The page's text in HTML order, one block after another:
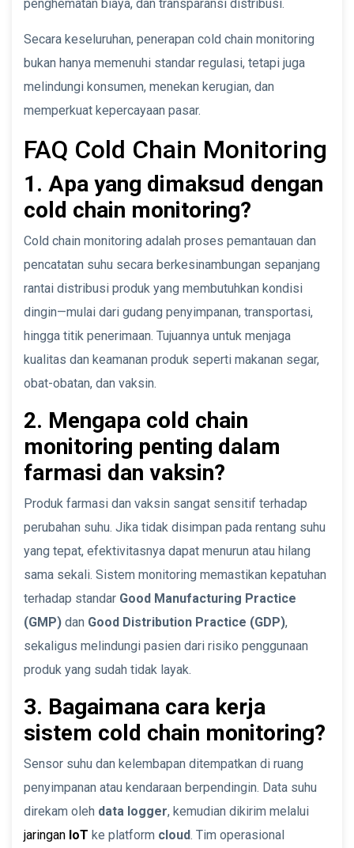
penghematan biaya, dan transparansi distribusi.
Secara keseluruhan, penerapan cold chain monitoring
bukan hanya memenuhi standar regulasi, tetapi juga
melindungi konsumen, menekan kerugian, dan
memperkuat kepercayaan pasar.
FAQ Cold Chain Monitoring
1. Apa yang dimaksud dengan
cold chain monitoring?
Cold chain monitoring adalah proses pemantauan dan
pencatatan suhu secara berkesinambungan sepanjang
rantai distribusi produk yang membutuhkan kondisi
dingin—mulai dari gudang penyimpanan, transportasi,
hingga titik penerimaan. Tujuannya untuk menjaga
kualitas dan keamanan produk seperti makanan segar,
obat-obatan, dan vaksin.
2. Mengapa cold chain
monitoring penting dalam
farmasi dan vaksin?
Produk farmasi dan vaksin sangat sensitif terhadap
perubahan suhu. Jika tidak disimpan pada rentang suhu
yang tepat, efektivitasnya dapat menurun atau hilang
sama sekali. Sistem monitoring memastikan kepatuhan
terhadap standar Good Manufacturing Practice
(GMP) dan Good Distribution Practice (GDP),
sekaligus melindungi pasien dari risiko penggunaan
produk yang sudah tidak layak.
3. Bagaimana cara kerja
sistem cold chain monitoring?
Sensor suhu dan kelembapan ditempatkan di ruang
penyimpanan atau kendaraan berpendingin. Data suhu
direkam oleh data logger, kemudian dikirim melalui
jaringan IoT ke platform cloud. Tim operasional